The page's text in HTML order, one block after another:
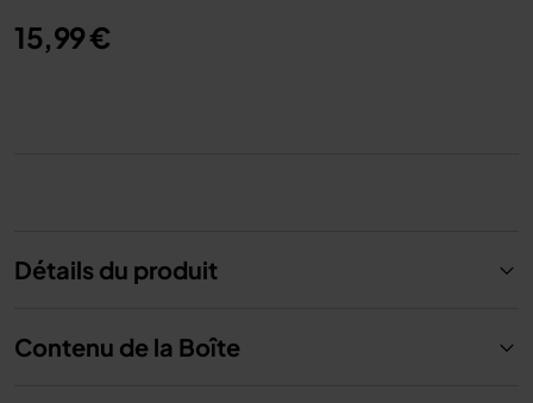
15,99 €
Détails du produit
Contenu de la Boîte